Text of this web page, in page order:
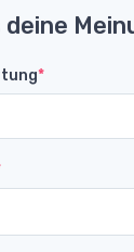
deine
*